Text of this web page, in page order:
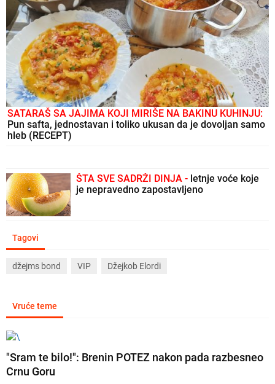
SATARAŠ SA JAJIMA KOJI MIRIŠE NA BAKINU KUHINJU:
Pun safta, jednostavan i toliko ukusan da je dovoljan samo
hleb (RECEPT)
ŠTA SVE SADRŽI DINJA - letnje voće koje
je nepravedno zapostavljeno
Tagovi
džejms bond VIP Džejkob Elordi
Vruće teme
"Sram te bilo!": Brenin POTEZ nakon pada razbesneo
Crnu Goru